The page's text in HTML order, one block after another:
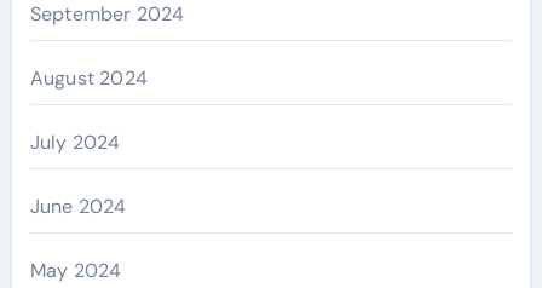
September 2024
August 2024
July 2024
June 2024
May 2024